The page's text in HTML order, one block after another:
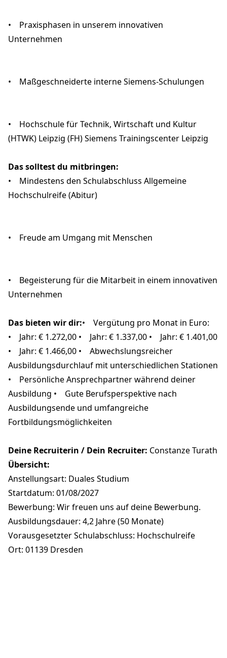
• Praxisphasen in unserem innovativen
Unternehmen
• Maßgeschneiderte interne Siemens-Schulungen
• Hochschule für Technik, Wirtschaft und Kultur
(HTWK) Leipzig (FH) Siemens Trainingscenter Leipzig
Das solltest du mitbringen:
• Mindestens den Schulabschluss Allgemeine
Hochschulreife (Abitur)
• Freude am Umgang mit Menschen
• Begeisterung für die Mitarbeit in einem innovativen
Unternehmen
Das bieten wir dir:• Vergütung pro Monat in Euro:
• Jahr: € 1.272,00 • Jahr: € 1.337,00 • Jahr: € 1.401,00
• Jahr: € 1.466,00 • Abwechslungsreicher
Ausbildungsdurchlauf mit unterschiedlichen Stationen
• Persönliche Ansprechpartner während deiner
Ausbildung • Gute Berufsperspektive nach
Ausbildungsende und umfangreiche
Fortbildungsmöglichkeiten
Deine Recruiterin / Dein Recruiter: Constanze Turath
Übersicht:
Anstellungsart: Duales Studium
Startdatum: 01/08/2027
Bewerbung: Wir freuen uns auf deine Bewerbung.
Ausbildungsdauer: 4,2 Jahre (50 Monate)
Vorausgesetzter Schulabschluss: Hochschulreife
Ort: 01139 Dresden